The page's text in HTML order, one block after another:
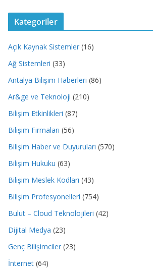
Kategoriler
Açık Kaynak Sistemler (16)
Ağ Sistemleri (33)
Antalya Bilişim Haberleri (86)
Ar&ge ve Teknoloji (210)
Bilişim Etkinlikleri (87)
Bilişim Firmaları (56)
Bilişim Haber ve Duyuruları (570)
Bilişim Hukuku (63)
Bilişim Meslek Kodları (43)
Bilişim Profesyonelleri (754)
Bulut – Cloud Teknolojileri (42)
Dijital Medya (23)
Genç Bilişimciler (23)
İnternet (64)